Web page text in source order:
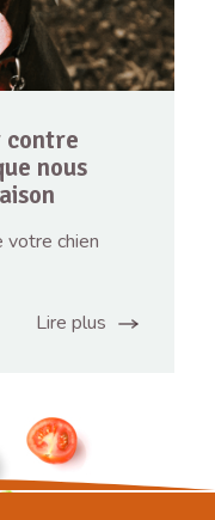
contre
nous
votre chien
Lire plus